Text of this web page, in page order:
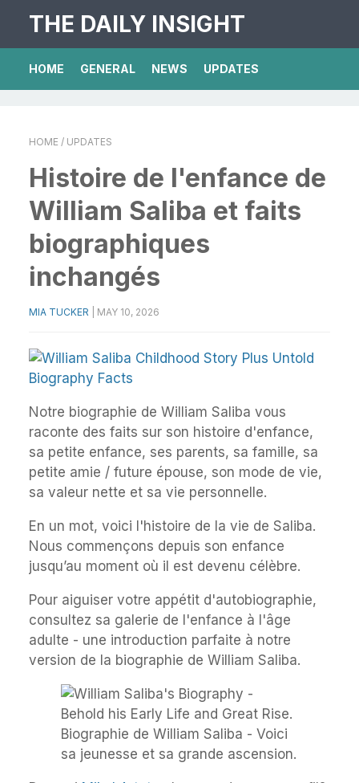
THE DAILY INSIGHT
HOME GENERAL NEWS UPDATES
HOME / UPDATES
Histoire de l'enfance de
William Saliba et faits
biographiques
inchangés
MIA TUCKER MAY 10, 2026
Notre biographie de William Saliba vous
raconte des faits sur son histoire d'enfance,
sa petite enfance, ses parents, sa famille, sa
petite amie / future épouse, son mode de vie,
sa valeur nette et sa vie personnelle.
En un mot, voici l'histoire de la vie de Saliba.
Nous commençons depuis son enfance
jusqu’au moment où il est devenu célèbre.
Pour aiguiser votre appétit d'autobiographie,
consultez sa galerie de l'enfance à l'âge
adulte - une introduction parfaite à notre
version de la biographie de William Saliba.
Biographie de William Saliba - Voici
sa jeunesse et sa grande ascension.